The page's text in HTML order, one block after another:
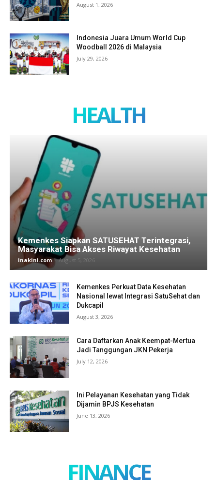
August 1, 2026
Indonesia Juara Umum World Cup
Woodball 2026 di Malaysia
July 29, 2026
HEALTH
Kemenkes Siapkan SATUSEHAT Terintegrasi,
Masyarakat Bisa Akses Riwayat Kesehatan
inakini.com - August 5, 2026
Kemenkes Perkuat Data Kesehatan
Nasional lewat Integrasi SatuSehat dan
Dukcapil
August 3, 2026
Cara Daftarkan Anak Keempat-Mertua
Jadi Tanggungan JKN Pekerja
July 12, 2026
Ini Pelayanan Kesehatan yang Tidak
Dijamin BPJS Kesehatan
June 13, 2026
FINANCE